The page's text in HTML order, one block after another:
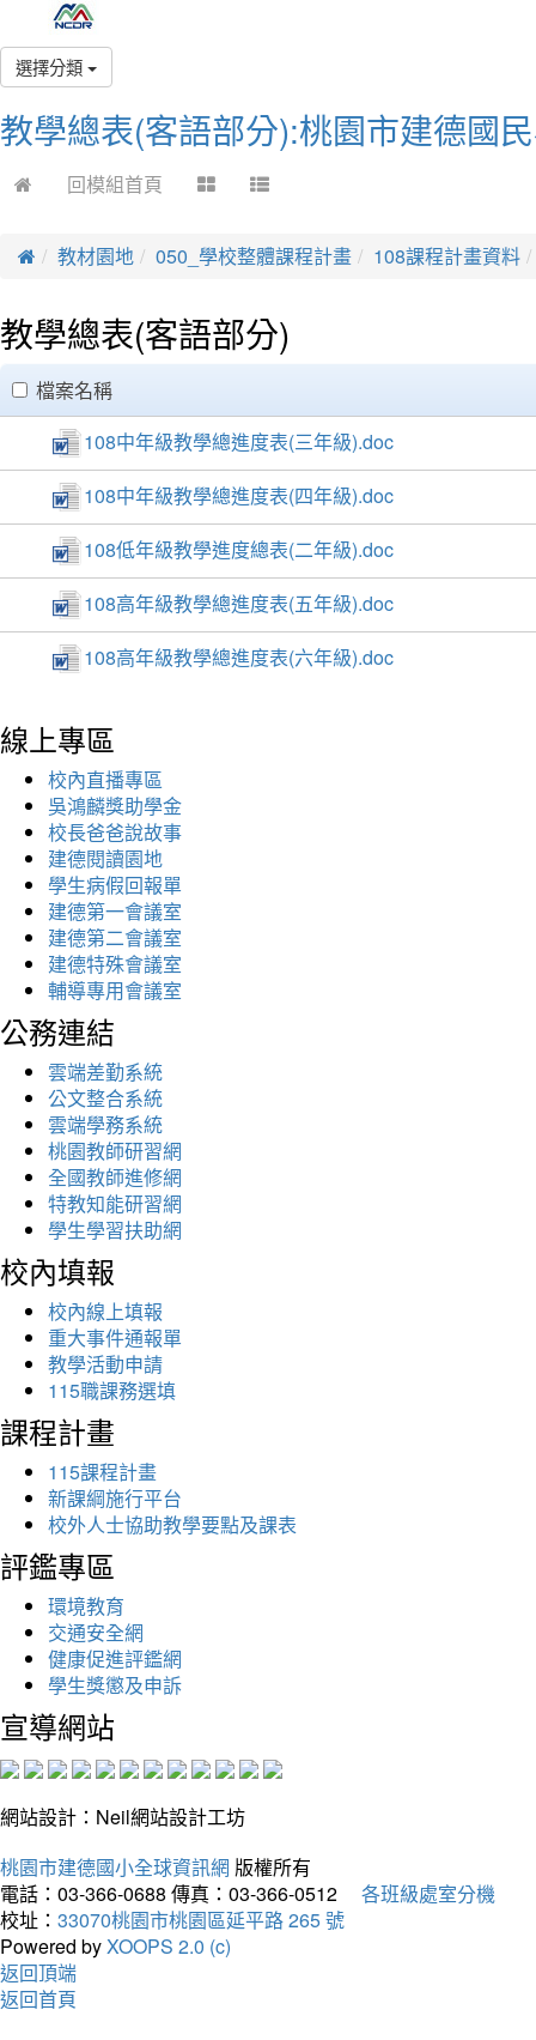
選擇分類
教學總表(客語部分):桃園市建德國
回模組首頁
教材園地 050_學校整體課程計畫 108課程計畫資料
教學總表(客語部分)
clickAll
檔案名稱
108中年級教學總進度表(三年級).doc
108中年級教學總進度表(四年級).doc
108低年級教學進度總表(二年級).doc
108高年級教學總進度表(五年級).doc
108高年級教學總進度表(六年級).doc
線上專區
校內直播專區
吳鴻麟獎助學金
校長爸爸說故事
建德閱讀園地
學生病假回報單
建德第一會議室
建德第二會議室
建德特殊會議室
輔導專用會議室
公務連結
雲端差勤系統
公文整合系統
雲端學務系統
桃園教師研習網
全國教師進修網
特教知能研習網
學生學習扶助網
校內填報
校內線上填報
重大事件通報單
教學活動申請
115職課務選填
課程計畫
115課程計畫
新課綱施行平台
校外人士協助教學要點及課表
評鑑專區
環境教育
交通安全網
健康促進評鑑網
學生獎懲及申訴
宣導網站
網站設計：Neil網站設計工坊
桃園市建德國小全球資訊網 版權所有
電話：03-366-0688 傳真：03-366-0512
各班級處室分機
校址： 33070桃園市桃園區延平路 265 號
Powered byXOOPS 2.0 (c)
返回頂端
返回首頁